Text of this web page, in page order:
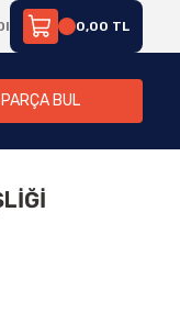
0,00 TL
PARÇA BUL